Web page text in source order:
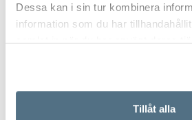
Dessa kan i sin tur kombinera
information som du har
samlat in när du har använt deras
Tillåt alla